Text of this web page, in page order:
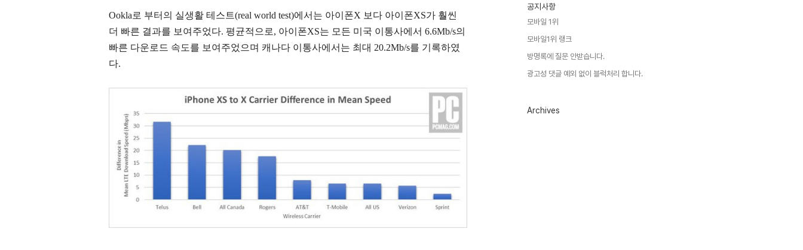
Ookla로 부터의 실생활 테스트(real world test)에서는 아이폰X 보다 아이폰XS가 훨씬
더 빠른 결과를 보여주었다. 평균적으로, 아이폰XS는 모든 미국 이통사에서 6.6Mb/s의
빠른 다운로드 속도를 보여주었으며 캐나다 이통사에서는 최대 20.2Mb/s를 기록하였
다.
공지사항
모바일 1위
모바일1위 랭크
방명록에 질문 안받습니다.
광고성 댓글 예외 없이 블럭처리 합니다.
Archives